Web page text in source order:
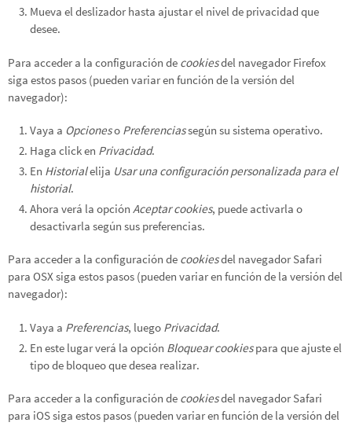
Mueva el deslizador hasta ajustar el nivel de privacidad que
desee.
Para acceder a la configuración de cookiesdel navegador Firefox
siga estos pasos (pueden variar en función de la versión del
navegador):
Vaya a Opcioneso Preferenciassegún su sistema operativo.
Haga click en Privacidad.
En Historialelija Usar una configuración personalizada para el
historial.
Ahora verá la opción Aceptar cookies, puede activarla o
desactivarla según sus preferencias.
Para acceder a la configuración de cookiesdel navegadorSafari
para OSXsiga estos pasos (pueden variar en función de la versión del
navegador):
Vaya a Preferencias, luego Privacidad.
En este lugar verá la opción Bloquear cookiespara que ajuste el
tipo de bloqueo que desea realizar.
Para acceder a la configuración de cookiesdel navegadorSafari
para iOSsiga estos pasos (pueden variar en función de la versión del